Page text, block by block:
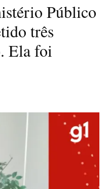
Público
três
Ela foi